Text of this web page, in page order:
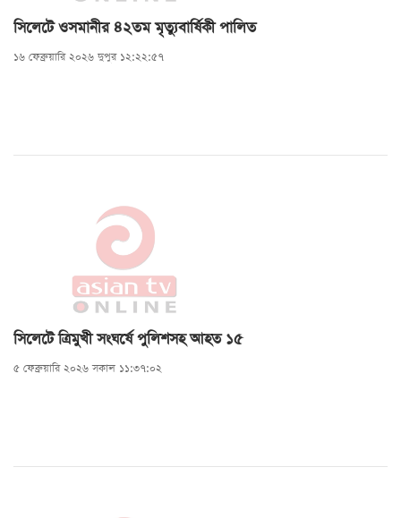
সিলেটে ওসমানীর ৪২তম মৃত্যুবার্ষিকী পালিত
১৬ ফেব্রুয়ারি ২০২৬ দুপুর ১২:২২:৫৭
সিলেটে ত্রিমুখী সংঘর্ষে পুলিশসহ আহত ১৫
৫ ফেব্রুয়ারি ২০২৬ সকাল ১১:৩৭:০২